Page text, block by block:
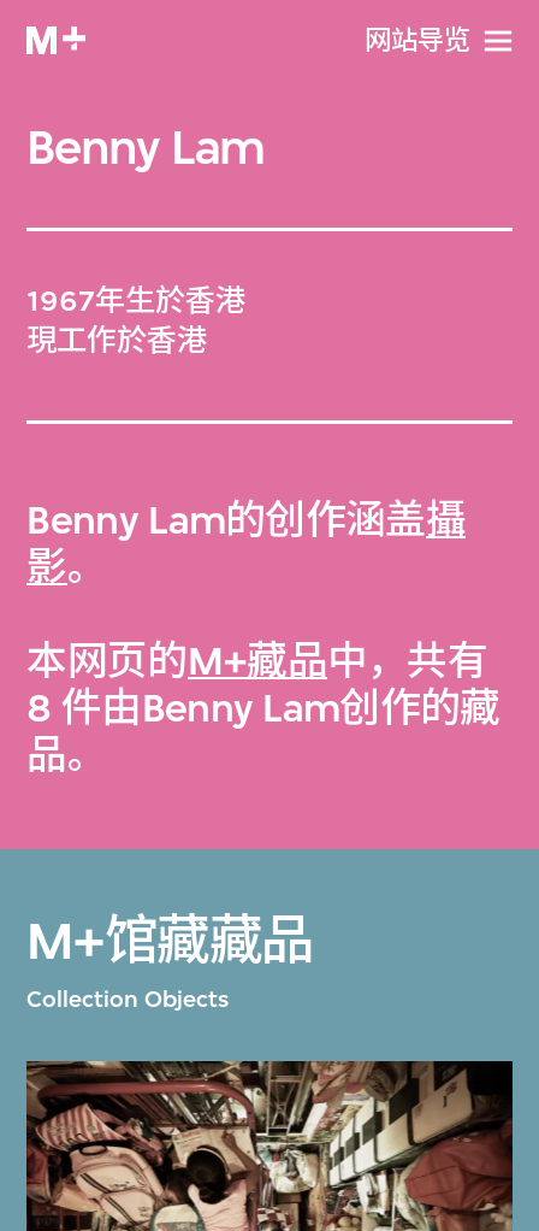
网站导览
Benny Lam
1967年生於香港
現工作於香港
Benny Lam的创作涵盖攝
影。
本网页的M+藏品中，共有
8 件由Benny Lam创作的藏
品。
M+馆藏藏品
Collection Objects